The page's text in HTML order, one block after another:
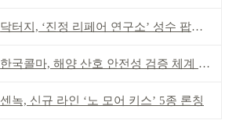
닥터지, ‘진정 리페어 연구소’ 성수 팝업 운영
한국콜마, 해양 산호 안전성 검증 체계 구축
센녹, 신규 라인 ‘노 모어 키스’ 5종 론칭